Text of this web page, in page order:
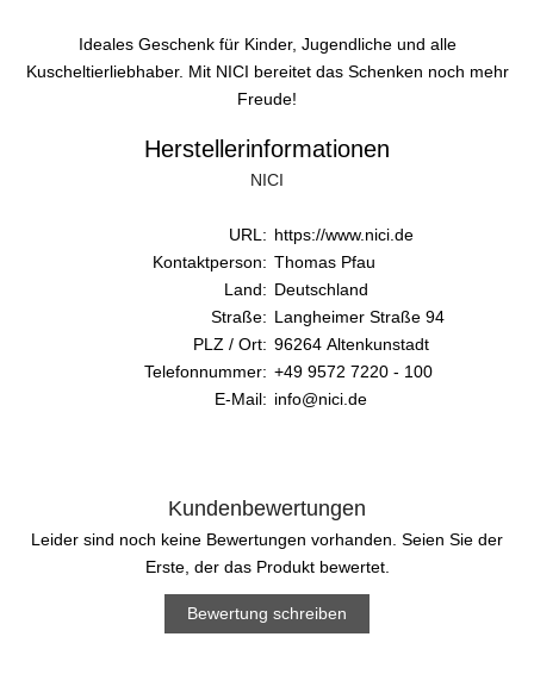
Ideales Geschenk für Kinder, Jugendliche und alle
Kuscheltierliebhaber. Mit NICI bereitet das Schenken noch mehr
Freude!
Herstellerinformationen
NICI
URL: https://www.nici.de
Kontaktperson: Thomas Pfau
Land: Deutschland
Straße: Langheimer Straße 94
PLZ / Ort: 96264 Altenkunstadt
Telefonnummer: +49 9572 7220 - 100
E-Mail: info@nici.de
Kundenbewertungen
Leider sind noch keine Bewertungen vorhanden. Seien Sie der
Erste, der das Produkt bewertet.
Bewertung schreiben